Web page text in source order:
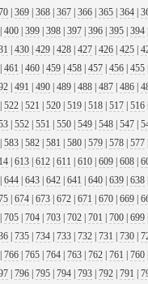
|
364
|
365
|
366
|
367
|
368
|
369
|
394
|
395
|
396
|
397
|
398
|
399
|
400
|
|
425
|
426
|
427
|
428
|
429
|
430
|
455
|
456
|
457
|
458
|
459
|
460
|
461
|
|
486
|
487
|
488
|
489
|
490
|
491
|
516
|
517
|
518
|
519
|
520
|
521
|
522
|
|
547
|
548
|
549
|
550
|
551
|
552
|
577
|
578
|
579
|
580
|
581
|
582
|
583
|
|
608
|
609
|
610
|
611
|
612
|
613
|
638
|
639
|
640
|
641
|
642
|
643
|
644
|
|
669
|
670
|
671
|
672
|
673
|
674
|
699
|
700
|
701
|
702
|
703
|
704
|
705
|
|
730
|
731
|
732
|
733
|
734
|
735
|
760
|
761
|
762
|
763
|
764
|
765
|
766
|
|
791
|
792
|
793
|
794
|
795
|
796
|